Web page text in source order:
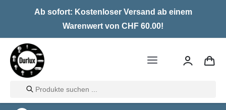
Ab sofort: Kostenloser Versand ab einem
Warenwert von CHF 60.00!
Toggle
Home
Products
search